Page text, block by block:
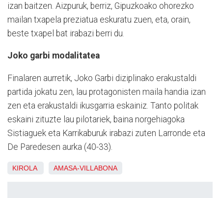
izan baitzen. Aizpuruk, berriz, Gipuzkoako ohorezko
mailan txapela preziatua eskuratu zuen, eta, orain,
beste txapel bat irabazi berri du.
Joko garbi modalitatea
Finalaren aurretik, Joko Garbi diziplinako erakustaldi
partida jokatu zen, lau protagonisten maila handia izan
zen eta erakustaldi ikusgarria eskainiz. Tanto politak
eskaini zituzte lau pilotariek, baina norgehiagoka
Sistiaguek eta Karrikaburuk irabazi zuten Larronde eta
De Paredesen aurka (40-33).
KIROLA AMASA-VILLABONA